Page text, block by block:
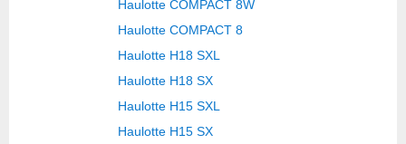
Haulotte COMPACT 8W
Haulotte COMPACT 8
Haulotte H18 SXL
Haulotte H18 SX
Haulotte H15 SXL
Haulotte H15 SX